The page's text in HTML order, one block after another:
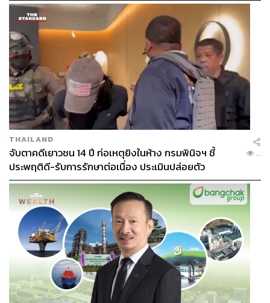
TAGS: พรรคประชาธิปัตย์ สุขุมวิท
อนุชา บูรพชัยศรี
อภิสิทธิ์ เวชชาชีวะ
กระทรวงศึกษาธิการ
กระทรวงสาธารณสุข
ชัชชาติ สิทธิพันธุ์
กรุงเทพมหานคร
130
ABOUT THE AUTHOR
THE STANDARD TEAM
กองบรรณาธิการ THE STANDARD
ABOUT THE PHOTOGRAPHER
ศวิตา พูลเสถียร
ช่างภาพข่าว ประจำสำนักข่าว THE
THAILAND
จับตาคดีเยาวชน 14 ปี ก่อเหตุยิงในห้าง กรมพินิจฯ ชี้
ประพฤติดี-รับการรักษาต่อเนื่อง ประเมินปล่อยตัว
...